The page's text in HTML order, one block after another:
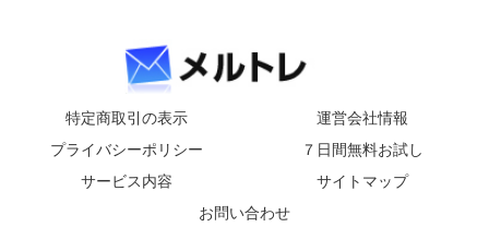
特定商取引の表示
運営会社情報
プライバシーポリシー
７日間無料お試し
サービス内容
サイトマップ
お問い合わせ